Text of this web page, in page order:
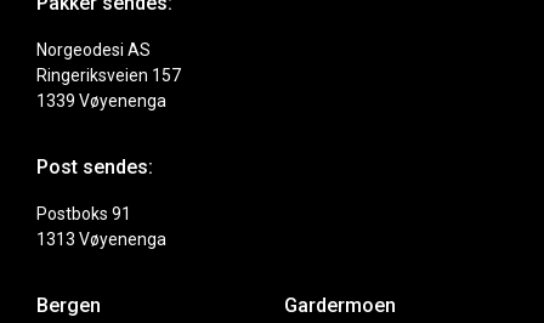
Norgeodesi AS
Ringeriksveien 157
1339 Vøyenenga
Post sendes:
Postboks 91
1313 Vøyenenga
Bergen Gardermoen